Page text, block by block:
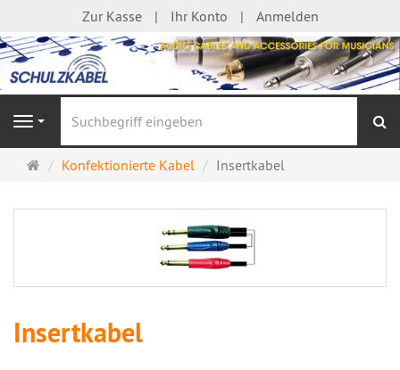
Zur Kasse Ihr Konto Anmelden
Navigation
Startseite
Konfektionierte Kabel Insertkabel
Insertkabel